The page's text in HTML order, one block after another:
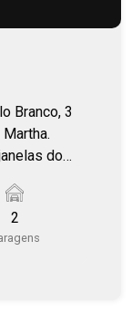
Branco, 3
do
2